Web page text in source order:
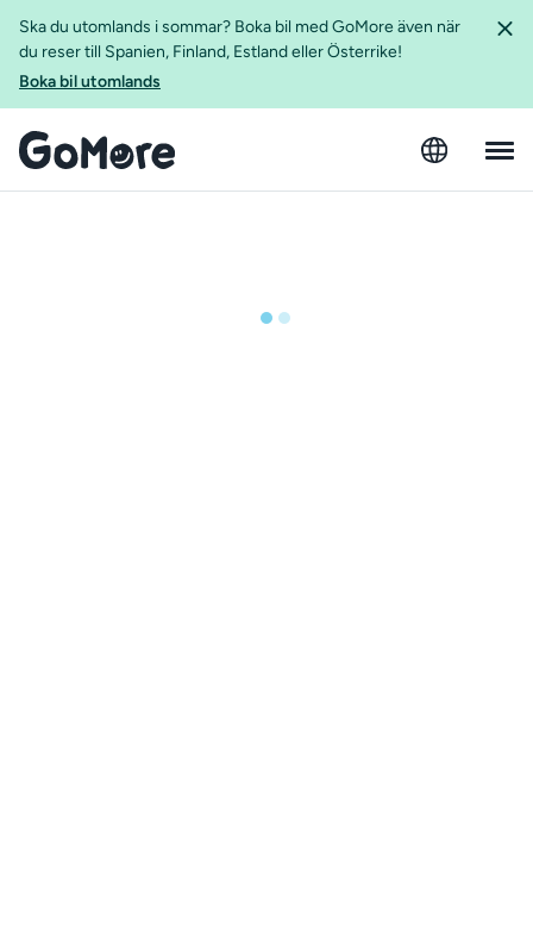
Ska du utomlands i sommar? Boka bil med GoMore även när
du reser till Spanien, Finland, Estland eller Österrike!
Boka bil utomlands